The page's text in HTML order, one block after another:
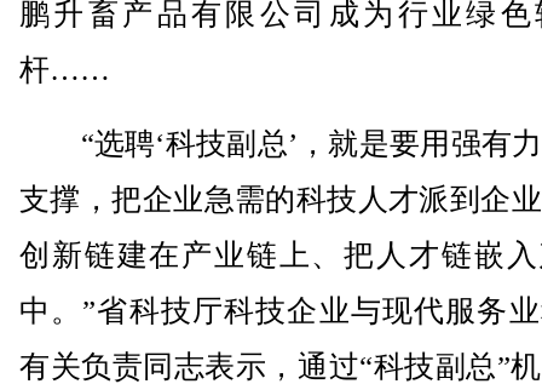
鹏升畜产品有限公司成为行业绿色
杆……
“选聘‘科技副总’，就是要用强有
支撑，把企业急需的科技人才派到企
创新链建在产业链上、把人才链嵌
中。”省科技厅科技企业与现代服务
有关负责同志表示，通过“科技副总”